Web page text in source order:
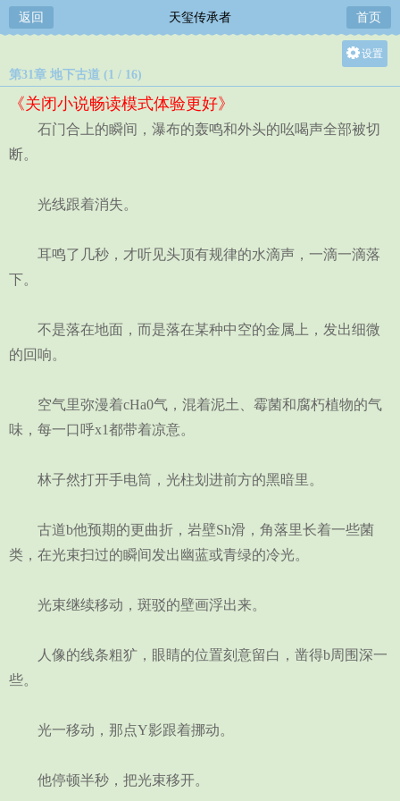
返回 天玺传承者 首页
设置
中
第31章 地下古道 (1 / 16)
《关闭小说畅读模式体验更好》
石门合上的瞬间，瀑布的轰鸣和外头的吆喝声全部被切
断。
光线跟着消失。
耳鸣了几秒，才听见头顶有规律的水滴声，一滴一滴落
下。
不是落在地面，而是落在某种中空的金属上，发出细微
的回响。
空气里弥漫着cHa0气，混着泥土、霉菌和腐朽植物的气
味，每一口呼x1都带着凉意。
林子然打开手电筒，光柱划进前方的黑暗里。
古道b他预期的更曲折，岩壁Sh滑，角落里长着一些菌
类，在光束扫过的瞬间发出幽蓝或青绿的冷光。
光束继续移动，斑驳的壁画浮出来。
人像的线条粗犷，眼睛的位置刻意留白，凿得b周围深一
些。
光一移动，那点Y影跟着挪动。
他停顿半秒，把光束移开。